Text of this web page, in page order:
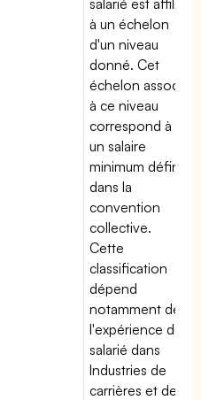
à un échelon
d'un niveau
donné. Cet
échelon associé
à ce niveau
correspond à
un salaire
minimum défini
dans la
convention
collective.
Cette
classification
dépend
notamment de
l'expérience du
salarié dans
Industries de
carrières et de